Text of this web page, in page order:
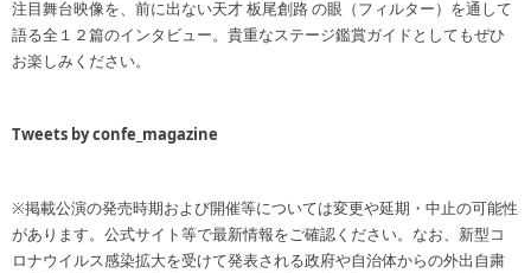
注目舞台映像を、前に出ない天才 板尾創路 の眼（フィルター）を通して
語る全１２篇のインタビュー。貴重なステージ鑑賞ガイドとしてもぜひ
お楽しみください。
Tweets by confe_magazine
※掲載公演の発売時期および開催等については変更や延期・中止の可能性
があります。公式サイト等で最新情報をご確認ください。なお、新型コ
ロナウイルス感染拡大を受けて発表される政府や自治体からの外出自粛